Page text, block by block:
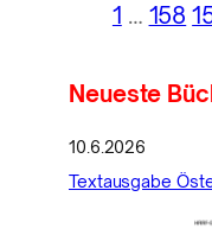
1 … 158
Neueste
10.6.2026
Textausgabe